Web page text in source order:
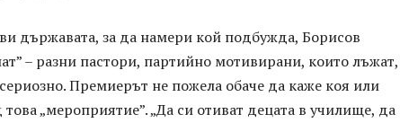
държавата, за да намери кой подбужда, Борисов
– разни пастори, партийно мотивирани, които лъжат,
Премиерът не пожела обаче да каже коя или
това „мероприятие”. „Да си отиват децата в училище, да